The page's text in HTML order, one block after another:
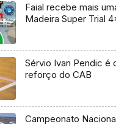
Faial recebe mais
Madeira Super Trial
Sérvio Ivan Pendic é
reforço do CAB
Campeonato